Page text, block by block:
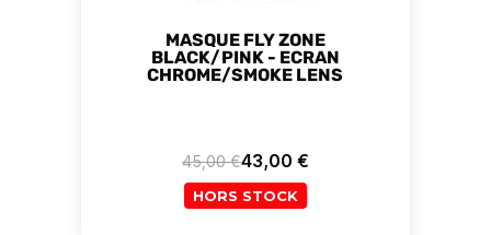
MASQUE FLY ZONE
BLACK/PINK - ECRAN
CHROME/SMOKE LENS
Prix de base
45,00 €Prix
43,00 €
HORS STOCK